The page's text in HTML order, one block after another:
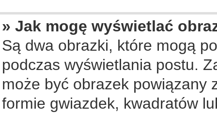
» Jak mogę wyświetlać
Są dwa obrazki, które mogą
podczas wyświetlania postu.
może być obrazek powiązany
formie gwiazdek, kwadratów